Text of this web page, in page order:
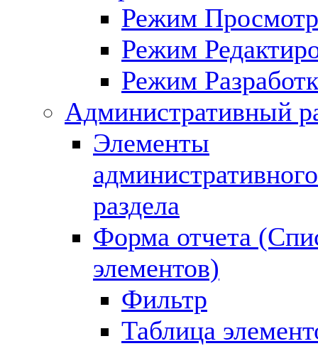
Режим Просмотр
Режим
Режим
Административный
Элементы
административного
раздела
Форма отчета
элементов)
Фильтр
Таблица